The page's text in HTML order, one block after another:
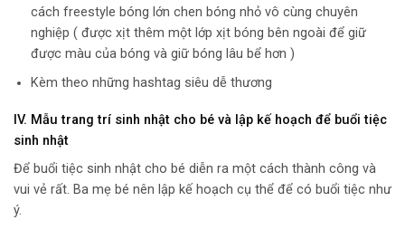
cách freestyle bóng lớn chen bóng nhỏ vô cùng chuyên
nghiệp ( được xịt thêm một lớp xịt bóng bên ngoài để giữ
được màu của bóng và giữ bóng lâu bể hơn )
Kèm theo những hashtag siêu dễ thương
IV. Mẫu trang trí sinh nhật cho bé và lập kế hoạch để buổi tiệc
sinh nhật
Để buổi tiệc sinh nhật cho bé diễn ra một cách thành công và
vui vẻ rất. Ba mẹ bé nên lập kế hoạch cụ thể để có buổi tiệc như
ý.